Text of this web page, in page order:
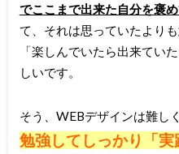
でここまで出来た自分を褒
て、それは思っていたより
「楽しんでいたら出来てい
しいです。
そう、WEBデザインは難し
勉強してしっかり「